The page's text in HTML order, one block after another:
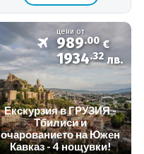
цени от
989.00 €
1934.32 лв.
Екскурзия в ГРУЗИЯ -
Тбилиси и
очарованието на Южен
Кавказ - 4 нощувки!